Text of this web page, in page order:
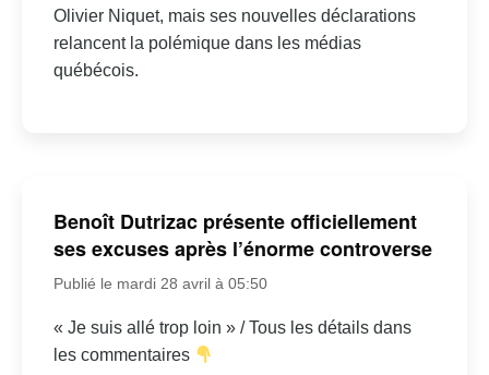
Olivier Niquet, mais ses nouvelles déclarations
relancent la polémique dans les médias
québécois.
Benoît Dutrizac présente officiellement
ses excuses après l’énorme controverse
Publié le mardi 28 avril à 05:50
« Je suis allé trop loin » / Tous les détails dans
les commentaires